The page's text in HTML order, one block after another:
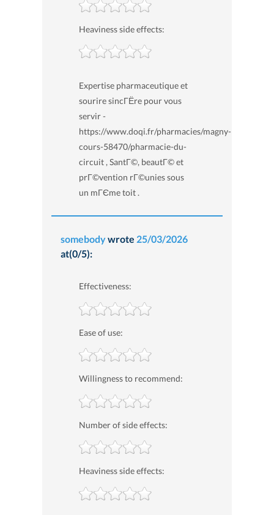
Heaviness side effects:
Expertise pharmaceutique et
sourire sincГЁre pour vous
servir -
https://www.doqi.fr/pharmacies/magny-
cours-58470/pharmacie-du-
circuit , SantГ©, beautГ© et
prГ©vention rГ©unies sous
un mГЄme toit .
somebodywrote 25/03/2026
at(0/5):
Effectiveness:
Ease of use:
Willingness to recommend:
Number of side effects:
Heaviness side effects: